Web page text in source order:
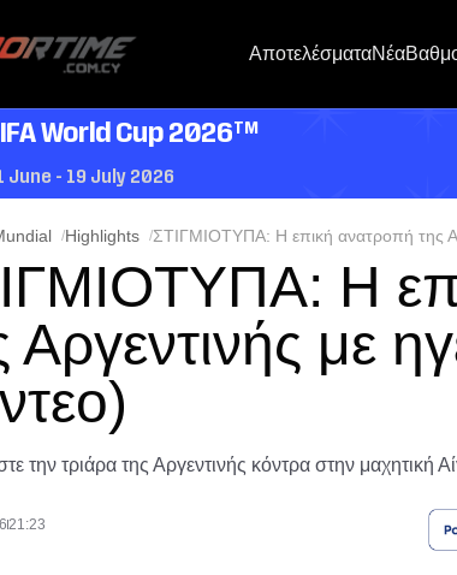
ΑποτελέσματαΝέα
World Cup 2026TM
June - 19 July 2026
Highlights ΣΤΙΓΜΙΟΤΥΠΑ: Η επική ανατροπή της
Η
Αργεντινής με
την τριάρα της Αργεντινής κόντρα στην μαχητική
21:23